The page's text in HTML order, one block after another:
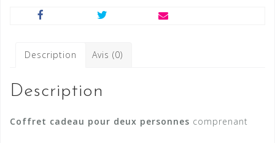
diner
La
Table
Description Avis (0)
Description
Coffret cadeau pour deux personnes comprenant